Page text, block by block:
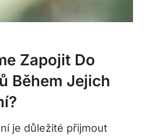
Zapojit Do
Během Jejich
je důležité přijmout